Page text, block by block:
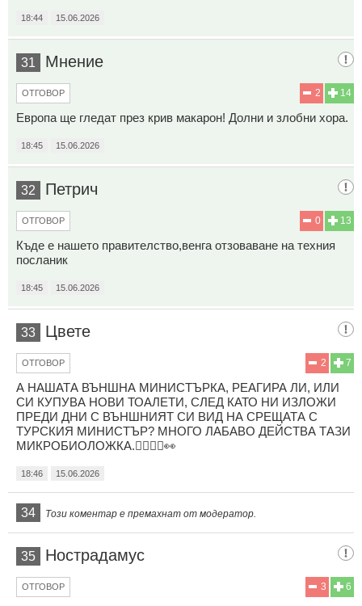
18:44 15.06.2026
31 Мнение
14
2
ОТГОВОР
Европа ще гледат през крив макарон! Долни и злобни хора.
18:45 15.06.2026
32 Петрич
13
0
ОТГОВОР
Къде е нашето правителство,венга отзоваване на техния
посланик
18:45 15.06.2026
33 Цвете
7
2
ОТГОВОР
А НАШАТА ВЪНШНА МИНИСТЪРКА, РЕАГИРА ЛИ, ИЛИ
СИ КУПУВА НОВИ ТОАЛЕТИ, СЛЕД КАТО НИ ИЗЛОЖИ
ПРЕДИ ДНИ С ВЪНШНИЯТ СИ ВИД НА СРЕЩАТА С
ТУРСКИЯ МИНИСТЪР? МНОГО ЛАБАВО ДЕЙСТВА ТАЗИ
МИКРОБИОЛОЖКА.🤦‍♂️🤷‍♀️👀
18:46 15.06.2026
34 Този коментар е премахнат от модератор.
35 Нострадамус
6
3
ОТГОВОР